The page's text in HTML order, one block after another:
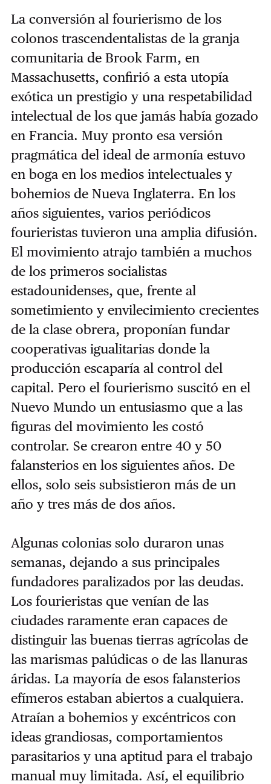
La conversión al fourierismo de los
colonos trascendentalistas de la granja
comunitaria de Brook Farm, en
Massachusetts, confirió a esta utopía
exótica un prestigio y una respetabilidad
intelectual de los que jamás había gozado
en Francia. Muy pronto esa versión
pragmática del ideal de armonía estuvo
en boga en los medios intelectuales y
bohemios de Nueva Inglaterra. En los
años siguientes, varios periódicos
fourieristas tuvieron una amplia difusión.
El movimiento atrajo también a muchos
de los primeros socialistas
estadounidenses, que, frente al
sometimiento y envilecimiento crecientes
de la clase obrera, proponían fundar
cooperativas igualitarias donde la
producción escaparía al control del
capital. Pero el fourierismo suscitó en el
Nuevo Mundo un entusiasmo que a las
figuras del movimiento les costó
controlar. Se crearon entre 40 y 50
falansterios en los siguientes años. De
ellos, solo seis subsistieron más de un
año y tres más de dos años.
Algunas colonias solo duraron unas
semanas, dejando a sus principales
fundadores paralizados por las deudas.
Los fourieristas que venían de las
ciudades raramente eran capaces de
distinguir las buenas tierras agrícolas de
las marismas palúdicas o de las llanuras
áridas. La mayoría de esos falansterios
efímeros estaban abiertos a cualquiera.
Atraían a bohemios y excéntricos con
ideas grandiosas, comportamientos
parasitarios y una aptitud para el trabajo
manual muy limitada. Así, el equilibrio